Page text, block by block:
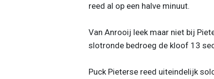
reed al op een halve minuut.
Van Anrooij leek maar niet bij
slotronde bedroeg de kloof 13
Puck Pieterse reed uiteindelijk